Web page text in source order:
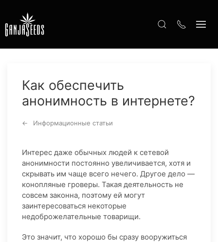
Как обеспечить
анонимность в интернете?
Информационные статьи
Интерес даже обычных людей к сетевой
анонимности постоянно увеличивается, хотя и
скрывать им чаще всего нечего. Другое дело —
конопляные гроверы. Такая деятельность не
совсем законна, поэтому ей могут
заинтересоваться некоторые
недоброжелательные товарищи.
Это значит, что хорошо бы сразу вооружиться